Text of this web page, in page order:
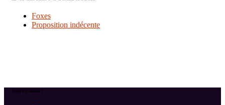
Foxes
Proposition indécente
Suivez-nous !